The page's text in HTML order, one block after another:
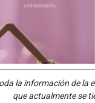
la información de
que actualmente se